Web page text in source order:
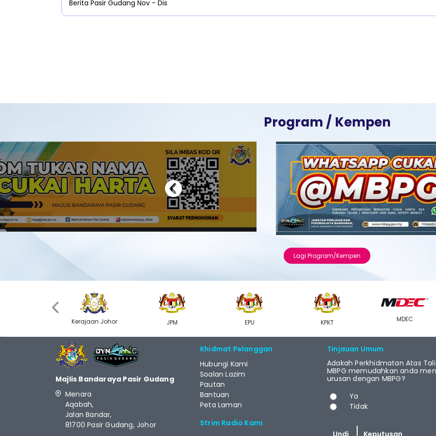
Berita Pasir Gudang Nov - Dis
Program / Kempen
Previous
Lagi Program/Kempen
Kerajaan Johor JPM EPU KPKT MDEC
Majlis Bandaraya Pasir Gudang
Menara
Aqabah,
Jalan Bandar,
81700 Pasir Gudang, Johor
Khidmat Pelanggan
Hubungi Kami
Soalan Lazim
Pautan
Bantuan
Peta Laman
Strim Radio Kami
Tinjauan Umum
Adakah Perkhidmatan Atas
MBPG memudahkan anda
urusan dengan MBPG?
Pilihan
Ya
Tidak